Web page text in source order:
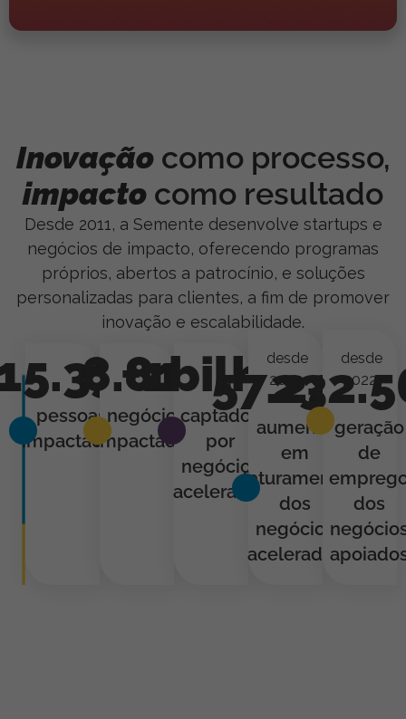
Inovaçãocomo processo,
impacto como resultado
Desde 2011, a Semente desenvolve startups e
negócios de impacto, oferecendo programas
próprios, abertos a patrocínio, e soluções
personalizadas para clientes, a fim de promover
inovação e escalabilidade.
pessoas
impactadas
negócios
impactados
8.818
captados
por
negócios
acelerados
+1bilhão
desde
2022
aumento
em
faturamento
dos
negócios
acelerados
57.22%
desde
2022
geração
de
dos